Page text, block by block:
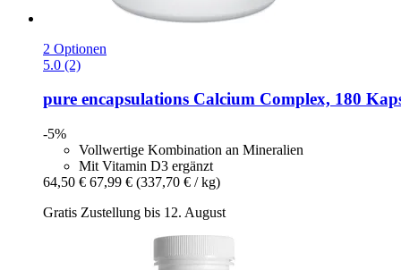
2 Optionen
5.0 (2)
pure encapsulations Calcium Complex, 180
-5%
Vollwertige Kombination an Mineralien
Mit Vitamin D3 ergänzt
64,50 € 67,99 € (337,70 € / kg)
Gratis Zustellung bis 12. August